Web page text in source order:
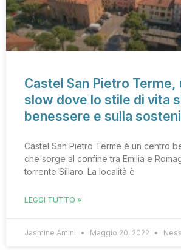
Castel San Pietro Terme,
slow dove lo stile di vita
benessere e sulla
Castel San Pietro Terme è un centro
che sorge al confine tra Emilia e
torrente Sillaro. La località è
LEGGI TUTTO »
Jasmine Amini Maggio 20, 2022